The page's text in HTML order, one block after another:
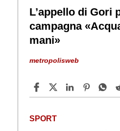
L’appello di Gori
campagna
mani»
metropolisweb
SPORT